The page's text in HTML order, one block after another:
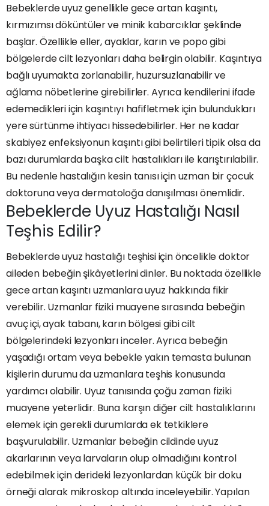
Bebeklerde uyuz genellikle gece artan kaşıntı,
kırmızımsı döküntüler ve minik kabarcıklar şeklinde
başlar. Özellikle eller, ayaklar, karın ve popo gibi
bölgelerde cilt lezyonları daha belirgin olabilir. Kaşıntıya
bağlı uyumakta zorlanabilir, huzursuzlanabilir ve
ağlama nöbetlerine girebilirler. Ayrıca kendilerini ifade
edemedikleri için kaşıntıyı hafifletmek için bulundukları
yere sürtünme ihtiyacı hissedebilirler. Her ne kadar
skabiyez enfeksiyonun kaşıntı gibi belirtileri tipik olsa da
bazı durumlarda başka cilt hastalıkları ile karıştırılabilir.
Bu nedenle hastalığın kesin tanısı için uzman bir çocuk
doktoruna veya dermatoloğa danışılması önemlidir.
Bebeklerde Uyuz Hastalığı Nasıl
Teşhis Edilir?
Bebeklerde uyuz hastalığı teşhisi için öncelikle doktor
aileden bebeğin şikâyetlerini dinler. Bu noktada özellikle
gece artan kaşıntı uzmanlara uyuz hakkında fikir
verebilir. Uzmanlar fiziki muayene sırasında bebeğin
avuç içi, ayak tabanı, karın bölgesi gibi cilt
bölgelerindeki lezyonları inceler. Ayrıca bebeğin
yaşadığı ortam veya bebekle yakın temasta bulunan
kişilerin durumu da uzmanlara teşhis konusunda
yardımcı olabilir. Uyuz tanısında çoğu zaman fiziki
muayene yeterlidir. Buna karşın diğer cilt hastalıklarını
elemek için gerekli durumlarda ek tetkiklere
başvurulabilir. Uzmanlar bebeğin cildinde uyuz
akarlarının veya larvaların olup olmadığını kontrol
edebilmek için derideki lezyonlardan küçük bir doku
örneği alarak mikroskop altında inceleyebilir. Yapılan